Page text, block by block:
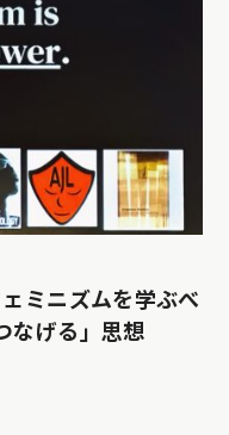
ミニズムを学ぶべ
なげる」思想